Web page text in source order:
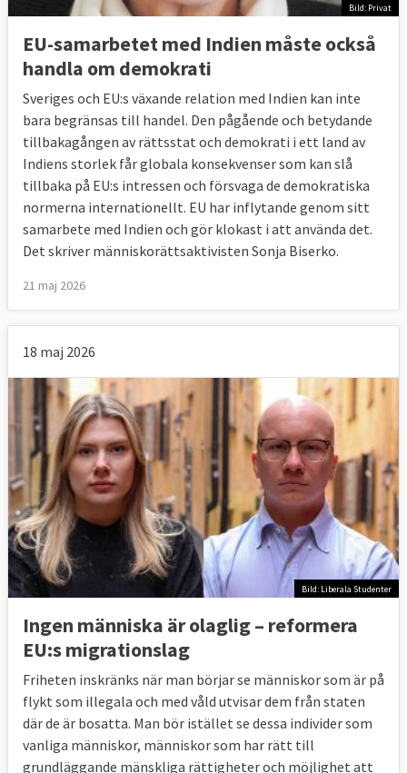
Bild: Privat
EU-samarbetet med Indien måste också
handla om demokrati
Sveriges och EU:s växande relation med Indien kan inte
bara begränsas till handel. Den pågående och betydande
tillbakagången av rättsstat och demokrati i ett land av
Indiens storlek får globala konsekvenser som kan slå
tillbaka på EU:s intressen och försvaga de demokratiska
normerna internationellt. EU har inflytande genom sitt
samarbete med Indien och gör klokast i att använda det.
Det skriver människorättsaktivisten Sonja Biserko.
21 maj 2026
18 maj 2026
Bild: Liberala Studenter
Ingen människa är olaglig – reformera
EU:s migrationslag
Friheten inskränks när man börjar se människor som är på
flykt som illegala och med våld utvisar dem från staten
där de är bosatta. Man bör istället se dessa individer som
vanliga människor, människor som har rätt till
grundläggande mänskliga rättigheter och möjlighet att